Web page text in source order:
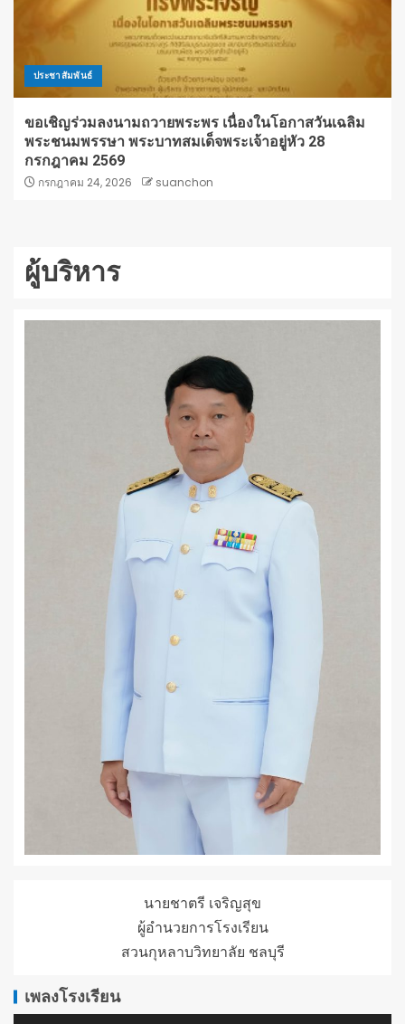
ประชาสัมพันธ์
ขอเชิญร่วมลงนามถวายพระพร เนื่องในโอกาสวันเฉลิม
พระชนมพรรษา พระบาทสมเด็จพระเจ้าอยู่หัว 28
กรกฎาคม 2569
กรกฎาคม 24, 2026 suanchon
ผู้บริหาร
นายชาตรี เจริญสุข
ผู้อำนวยการโรงเรียน
สวนกุหลาบวิทยาลัย ชลบุรี
เพลงโรงเรียน